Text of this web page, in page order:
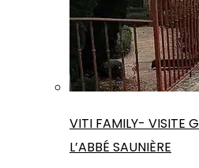
VITI FAMILY- VISITE
L’ABBÉ SAUNIÈRE